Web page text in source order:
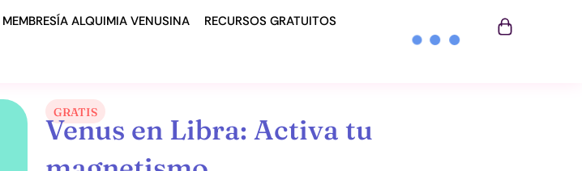
MEMBRESÍA ALQUIMIA VENUSINA RECURSOS GRATUITOS
GRATIS
Venus en Libra: Activa tu